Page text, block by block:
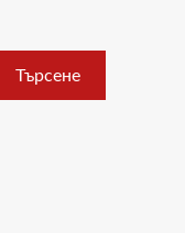
Търсене